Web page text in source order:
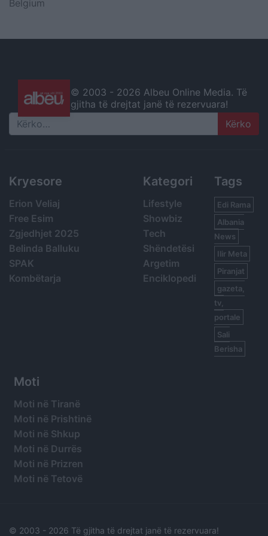
Belgium
© 2003 - 2026 Albeu Online Media. Të
gjitha të drejtat janë të rezervuara!
Search
Kryesore
Erion Veliaj
Free Esim
Zgjedhjet 2025
Belinda Balluku
SPAK
Kombëtarja
Kategori
Lifestyle
Showbiz
Tech
Shëndetësi
Argetim
Enciklopedi
Tags
Edi Rama
Albania
News
Ilir Meta
Piranjat
gazeta,
tv,
portale
Sali
Berisha
Moti
Moti në Tiranë
Moti në Prishtinë
Moti në Shkup
Moti në Durrës
Moti në Prizren
Moti në Tetovë
© 2003 - 2026 Të gjitha të drejtat janë të rezervuara!